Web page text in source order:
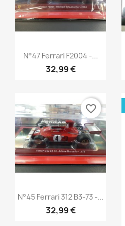
Aperçu rapide
N°47 Ferrari F2004 -...
32,99 €
Aperçu rapide
N°45 Ferrari 312 B3-73 -...
32,99 €
favorite_border